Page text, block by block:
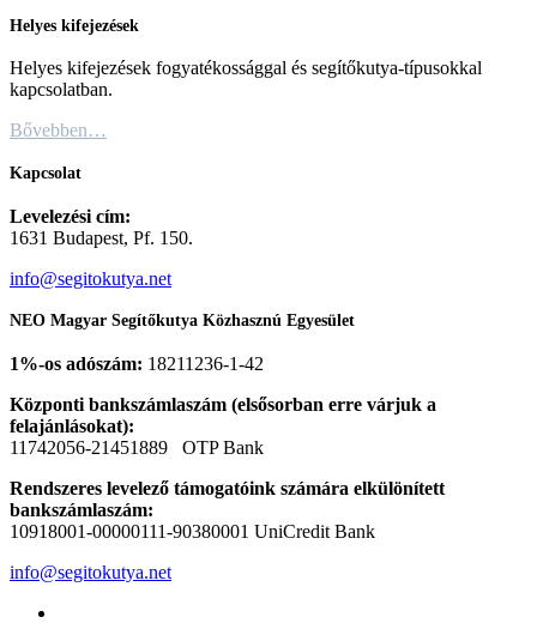
Helyes kifejezések
Helyes kifejezések fogyatékossággal és segítőkutya-típusokkal
kapcsolatban.
Bővebben…
Kapcsolat
Levelezési cím:
1631 Budapest, Pf. 150.
info@segitokutya.net
NEO Magyar Segítőkutya Közhasznú Egyesület
1%-os adószám: 18211236-1-42
Központi bankszámlaszám (elsősorban erre várjuk a
felajánlásokat):
11742056-21451889 OTP Bank
Rendszeres levelező támogatóink számára elkülönített
bankszámlaszám:
10918001-00000111-90380001 UniCredit Bank
info@segitokutya.net